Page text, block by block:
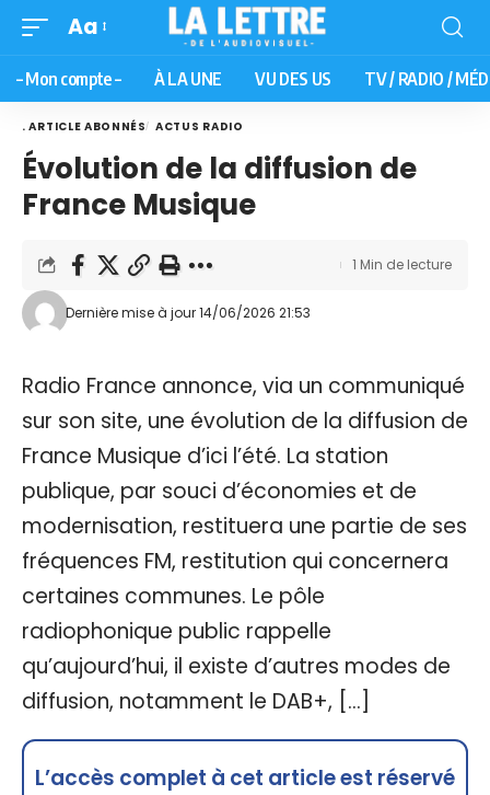
Aa
– Mon compte – À LA UNE VU DES US TV / RADIO /
. ARTICLE ABONNÉS ACTUS RADIO
Évolution de la diffusion de
France Musique
Dernière mise à jour 14/06/2026 21:53
1 Min de lecture
Radio France annonce, via un communiqué
sur son site, une évolution de la diffusion de
France Musique d’ici l’été. La station
publique, par souci d’économies et de
modernisation, restituera une partie de ses
fréquences FM, restitution qui concernera
certaines communes. Le pôle
radiophonique public rappelle
qu’aujourd’hui, il existe d’autres modes de
diffusion, notamment le DAB+, […]
L’accès complet à cet article est réservé